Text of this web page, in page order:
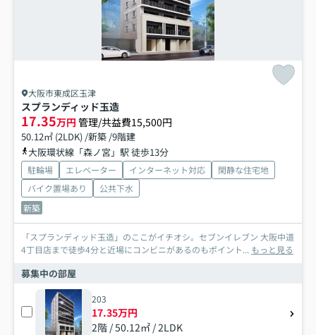
大阪市東成区玉津
スプランディッド玉造
17.35万円 管理/共益費15,500円
50.12㎡ (2LDK) /新築 /9階建
大阪環状線「森ノ宮」駅 徒歩13分
駐輪場 エレベーター インターネット対応
閑静な住宅地
バイク置場あり
公共下水
新築
「スプランディッド玉造」のここがイチオシ。セブンイレブン 大阪中道
4丁目店まで徒歩4分と近場にコンビニがあるのもポイント... もっと見る
募集中の部屋
203
17.35万円
2階 / 50.12㎡ / 2LDK